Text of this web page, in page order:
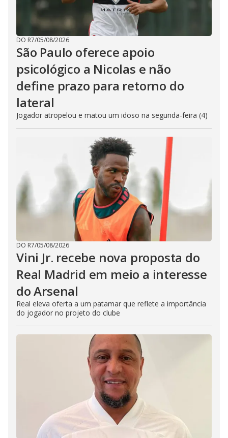
DO R7/05/08/2026
São Paulo oferece apoio
psicológico a Nicolas e não
define prazo para retorno do
lateral
Jogador atropelou e matou um idoso na segunda-feira (4)
DO R7/05/08/2026
Vini Jr. recebe nova proposta do
Real Madrid em meio a interesse
do Arsenal
Real eleva oferta a um patamar que reflete a importância
do jogador no projeto do clube